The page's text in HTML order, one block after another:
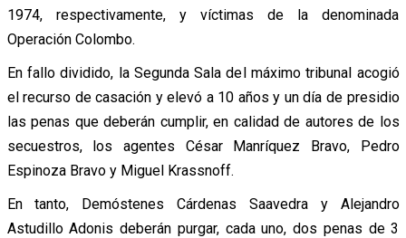
1974, respectivamente, y víctimas de la denominada
Operación Colombo.
En fallo dividido, la Segunda Sala del máximo tribunal acogió
el recurso de casación y elevó a 10 años y un día de presidio
las penas que deberán cumplir, en calidad de autores de los
secuestros, los agentes César Manríquez Bravo, Pedro
Espinoza Bravo y Miguel Krassnoff.
En tanto, Demóstenes Cárdenas Saavedra y Alejandro
Astudillo Adonis deberán purgar, cada uno, dos penas de 3